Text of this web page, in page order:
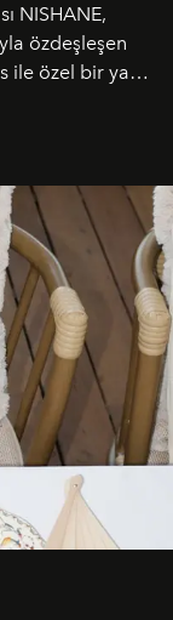
NISHANE,
özdeşleşen
ile özel bir yaz
dönüştürüyor.